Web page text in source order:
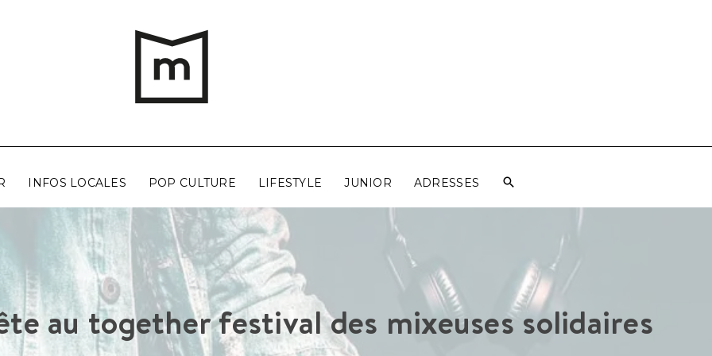
INFOS LOCALES POP CULTURE LIFESTYLE JUNIOR ADRESSES
au together festival des mixeuses solidaires